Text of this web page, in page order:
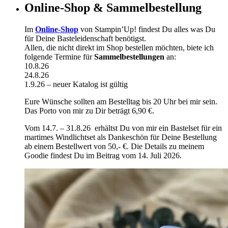
Online-Shop & Sammelbestellung
Im Online-Shop von Stampin’Up! findest Du alles was Du
für Deine Basteleidenschaft benötigst.
Allen, die nicht direkt im Shop bestellen möchten, biete ich
folgende Termine fürSammelbestellungen an:
10.8.26
24.8.26
1.9.26 – neuer Katalog ist gültig
Eure Wünsche sollten am Bestelltag bis 20 Uhr bei mir sein.
Das Porto von mir zu Dir beträgt 6,90 €.
Vom 14.7. – 31.8.26 erhältst Du von mir ein Bastelset für ein
martimes Windlichtset als Dankeschön für Deine Bestellung
ab einem Bestellwert von 50,- €. Die Details zu meinem
Goodie findest Du im Beitrag vom 14. Juli 2026.